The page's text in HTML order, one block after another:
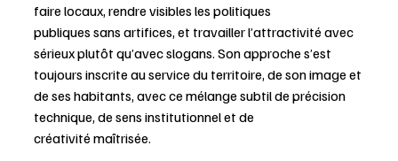
faire locaux, rendre visibles les politiques
publiques sans artifices, et travailler l’attractivité avec
sérieux plutôt qu’avec slogans. Son approche s’est
toujours inscrite au service du territoire, de son image et
de ses habitants, avec ce mélange subtil de précision
technique, de sens institutionnel et de
créativité maîtrisée.